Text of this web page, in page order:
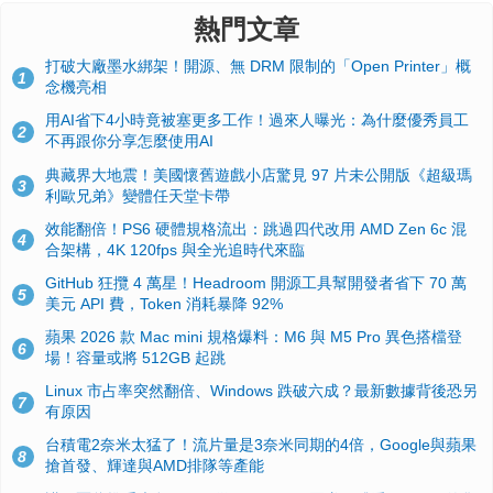
熱門文章
1
打破大廠墨水綁架！開源、無 DRM 限制的「Open Printer」概
念機亮相
2
用AI省下4小時竟被塞更多工作！過來人曝光：為什麼優秀員工
不再跟你分享怎麼使用AI
3
典藏界大地震！美國懷舊遊戲小店驚見 97 片未公開版《超級瑪
利歐兄弟》變體任天堂卡帶
4
效能翻倍！PS6 硬體規格流出：跳過四代改用 AMD Zen 6c 混
合架構，4K 120fps 與全光追時代來臨
5
GitHub 狂攬 4 萬星！Headroom 開源工具幫開發者省下 70 萬
美元 API 費，Token 消耗暴降 92%
6
蘋果 2026 款 Mac mini 規格爆料：M6 與 M5 Pro 異色搭檔登
場！容量或將 512GB 起跳
7
Linux 市占率突然翻倍、Windows 跌破六成？最新數據背後恐另
有原因
8
台積電2奈米太猛了！流片量是3奈米同期的4倍，Google與蘋果
搶首發、輝達與AMD排隊等產能